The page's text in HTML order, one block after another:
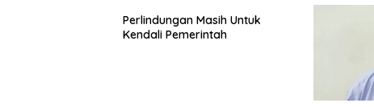
Perlindungan Masih Untuk
Kendali Pemerintah